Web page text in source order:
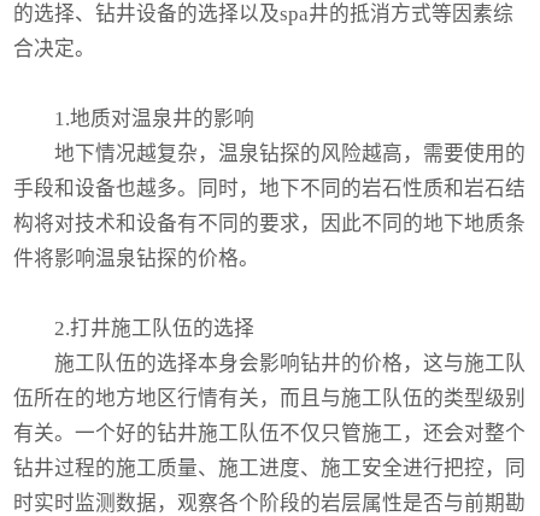
的选择、钻井设备的选择以及spa井的抵消方式等因素综
合决定。
1.地质对温泉井的影响
地下情况越复杂，温泉钻探的风险越高，需要使用的
手段和设备也越多。同时，地下不同的岩石性质和岩石结
构将对技术和设备有不同的要求，因此不同的地下地质条
件将影响温泉钻探的价格。
2.打井施工队伍的选择
施工队伍的选择本身会影响钻井的价格，这与施工队
伍所在的地方地区行情有关，而且与施工队伍的类型级别
有关。一个好的钻井施工队伍不仅只管施工，还会对整个
钻井过程的施工质量、施工进度、施工安全进行把控，同
时实时监测数据，观察各个阶段的岩层属性是否与前期勘